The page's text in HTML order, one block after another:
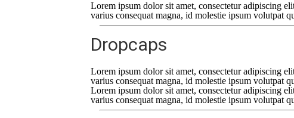
Lorem ipsum dolor sit amet, consectetur adipiscing
varius consequat magna, id molestie ipsum volutpat
Dropcaps
Lorem ipsum dolor sit amet, consectetur adipiscing
varius consequat magna, id molestie ipsum volutpat
Lorem ipsum dolor sit amet, consectetur adipiscing
varius consequat magna, id molestie ipsum volutpat